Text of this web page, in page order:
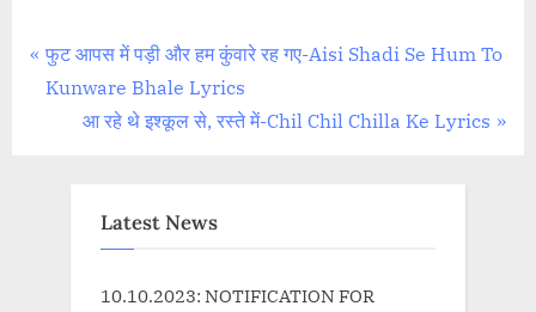
Post
navigation
P
r
फुट आपस में पड़ी और हम कुंवारे रह गए-Aisi Shadi Se Hum To
Kunware Bhale Lyrics
N
आ रहे थे इश्कूल से, रस्ते में-Chil Chil Chilla Ke Lyrics
Latest News
10.10.2023: NOTIFICATION FOR